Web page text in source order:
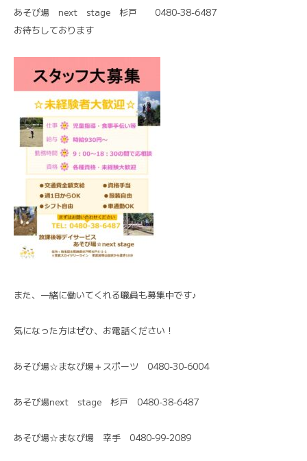
あそび場 next stage 杉戸 0480-38-6487
お待ちしております
また、一緒に働いてくれる職員も募集中です♪
気になった方はぜひ、お電話ください！
あそび場☆まなび場＋スポーツ 0480-30-6004
あそび場next stage 杉戸 0480-38-6487
あそび場☆まなび場 幸手 0480-99-2089